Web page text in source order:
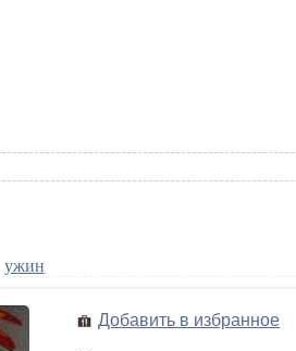
ужин
Добавить в избранное